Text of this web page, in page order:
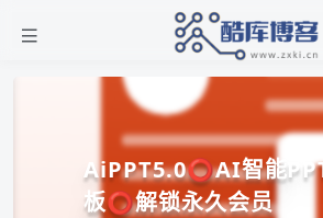
AiPPT5.0⭕AI智能
板⭕解锁永久会员